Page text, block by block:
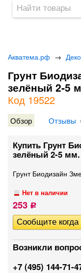
Акватема.рф →
Грунт
зелёный 2-5
Код 19522
Обзор Отзывы
Купить Грунт
зелёный 2-5 мм.
Грунт Биодизайн
Нет в наличии
253 Р
Возникли
+7 (495) 144-71-